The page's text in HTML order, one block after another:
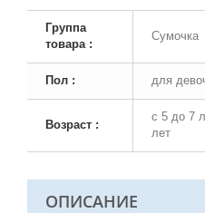
Группа
товара :
Сумочка
Пол : для
Возраст :
с 5 до 7
лет
ОПИСАНИЕ